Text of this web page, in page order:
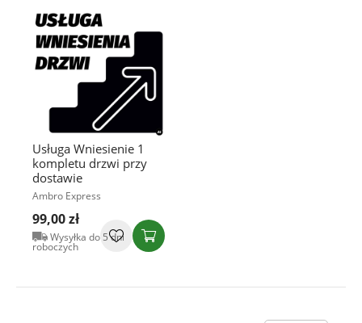
Usługa Wniesienie 1
kompletu drzwi przy
dostawie
Ambro Express
99,00 zł
Wysyłka do 5 dni
roboczych